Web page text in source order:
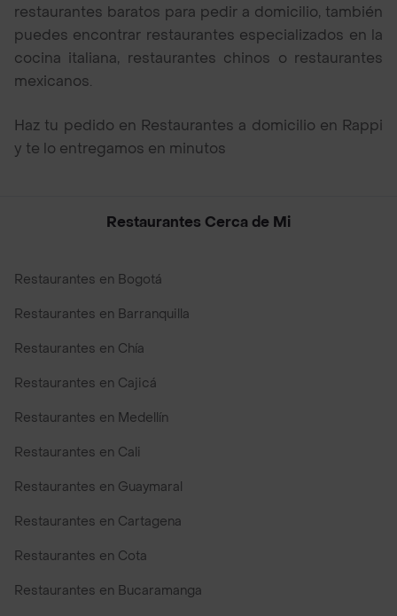
restaurantes baratos para pedir a domicilio, también
puedes encontrar restaurantes especializados en la
cocina italiana, restaurantes chinos o restaurantes
mexicanos.
Haz tu pedido en Restaurantes a domicilio en Rappi
y te lo entregamos en minutos
Restaurantes Cerca de Mi
Restaurantes en Bogotá
Restaurantes en Barranquilla
Restaurantes en Chía
Restaurantes en Cajicá
Restaurantes en Medellín
Restaurantes en Cali
Restaurantes en Guaymaral
Restaurantes en Cartagena
Restaurantes en Cota
Restaurantes en Bucaramanga